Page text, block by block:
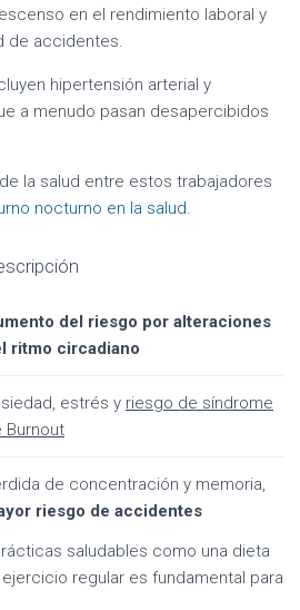
en el rendimiento laboral y
de accidentes.
hipertensión arterial y
a menudo pasan desapercibidos
la salud entre estos trabajadores
nocturno en la salud.
del riesgo por alteraciones
ritmo circadiano
estrés y riesgo de síndrome
Burnout
de concentración y memoria,
riesgo de accidentes
saludables como una dieta
regular es fundamental para